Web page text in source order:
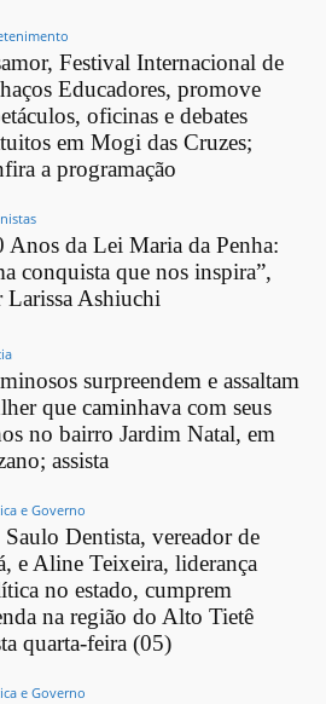
Festival Internacional de
Educadores, promove
oficinas e debates
em Mogi das Cruzes;
a programação
Anos da Lei Maria da Penha:
conquista que nos inspira”,
Larissa Ashiuchi
surpreendem e assaltam
que caminhava com seus
no bairro Jardim Natal, em
assista
e Governo
Dentista, vereador de
e Aline Teixeira, liderança
no estado, cumprem
na região do Alto Tietê
quarta-feira (05)
e Governo